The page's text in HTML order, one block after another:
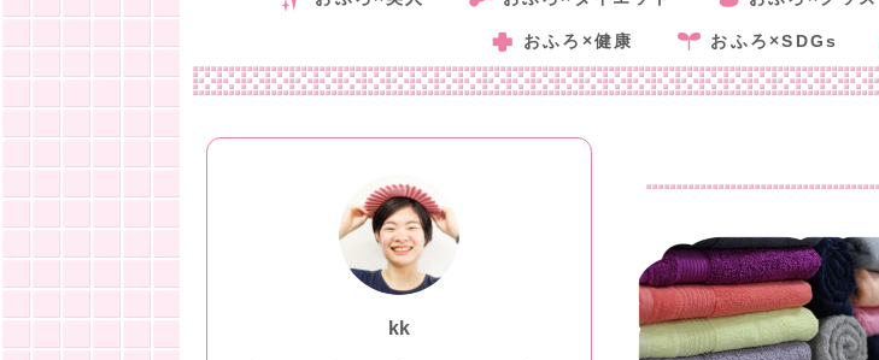
おふろ×健康 おふろ×SDGs
kk